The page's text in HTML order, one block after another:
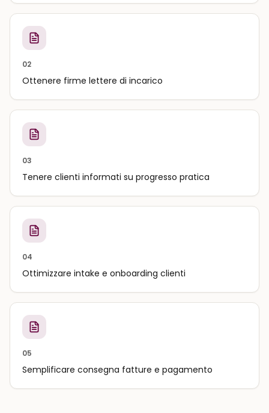
02
Ottenere firme lettere di incarico
03
Tenere clienti informati su progresso pratica
04
Ottimizzare intake e onboarding clienti
05
Semplificare consegna fatture e pagamento